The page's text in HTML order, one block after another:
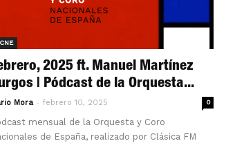
2025 ft. Manuel Martínez
| Pódcast de la Orquesta...
Mora - febrero 10, 2025 0
mensual de la Orquesta y Coro
de España, realizado por Clásica FM